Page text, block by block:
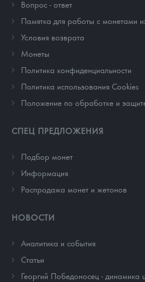
Вопрос - ответ
Памятка для работы с монетами
Условия возврата
Монеты
Политика конфиденциальности
Политика использования Cookies
Положение по обработке и
СПЕЦ ПРЕДЛОЖЕНИЯ
Подбор монет
Информация
Распродажа монет и жетонов
НОВОСТИ
Аналитика и события
Cтатьи
Георгий Победоносец - динамика